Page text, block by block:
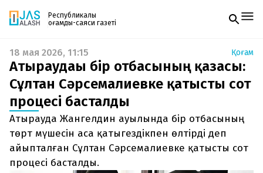
Республикалық
қоғамдық-саяси газеті
Жаңалықтар
Спорт
Live
Руханият
Аймақ
Архив
Заң және тәртіп
Редакциямен байланыс
+7 708 604 51 06
Газетке жазылу
PDF форматтағы газетті ай сайын электронды
поштаңызға алып отырыңыз. Жаңа нөмір
шыққан сәтте сізге бірден жіберіледі. Тек email
енгізіңіз, біз қалғанын өзіміз жібереміз.
18 мая 2026, 11:15 Қоғам
Атыраудағы бір отбасының қазасы:
Сұлтан Сәрсемалиевке қатысты сот
процесі басталды
Атырауда Жангелдин ауылында бір отбасының
төрт мүшесін аса қатыгездікпен өлтірді деп
айыпталған Сұлтан Сәрсемалиевке қатысты сот
процесі басталды.